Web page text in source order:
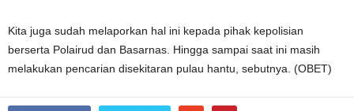
Kita juga sudah melaporkan hal ini kepada pihak kepolisian
berserta Polairud dan Basarnas. Hingga sampai saat ini masih
melakukan pencarian disekitaran pulau hantu, sebutnya. (OBET)